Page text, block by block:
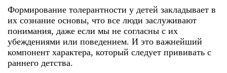
Формирование толерантности у детей закладывает в
их сознание основы, что все люди заслуживают
понимания, даже если мы не согласны с их
убеждениями или поведением. И это важнейший
компонент характера, который следует прививать с
раннего детства.